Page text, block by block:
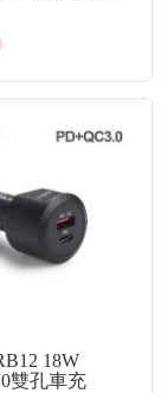
18W
雙孔車充